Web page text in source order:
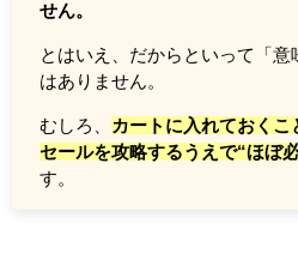
せん。
とはいえ、だからといって「
はありません。
むしろ、
カートに入れておく
セールを攻略するうえで“ほぼ
す。